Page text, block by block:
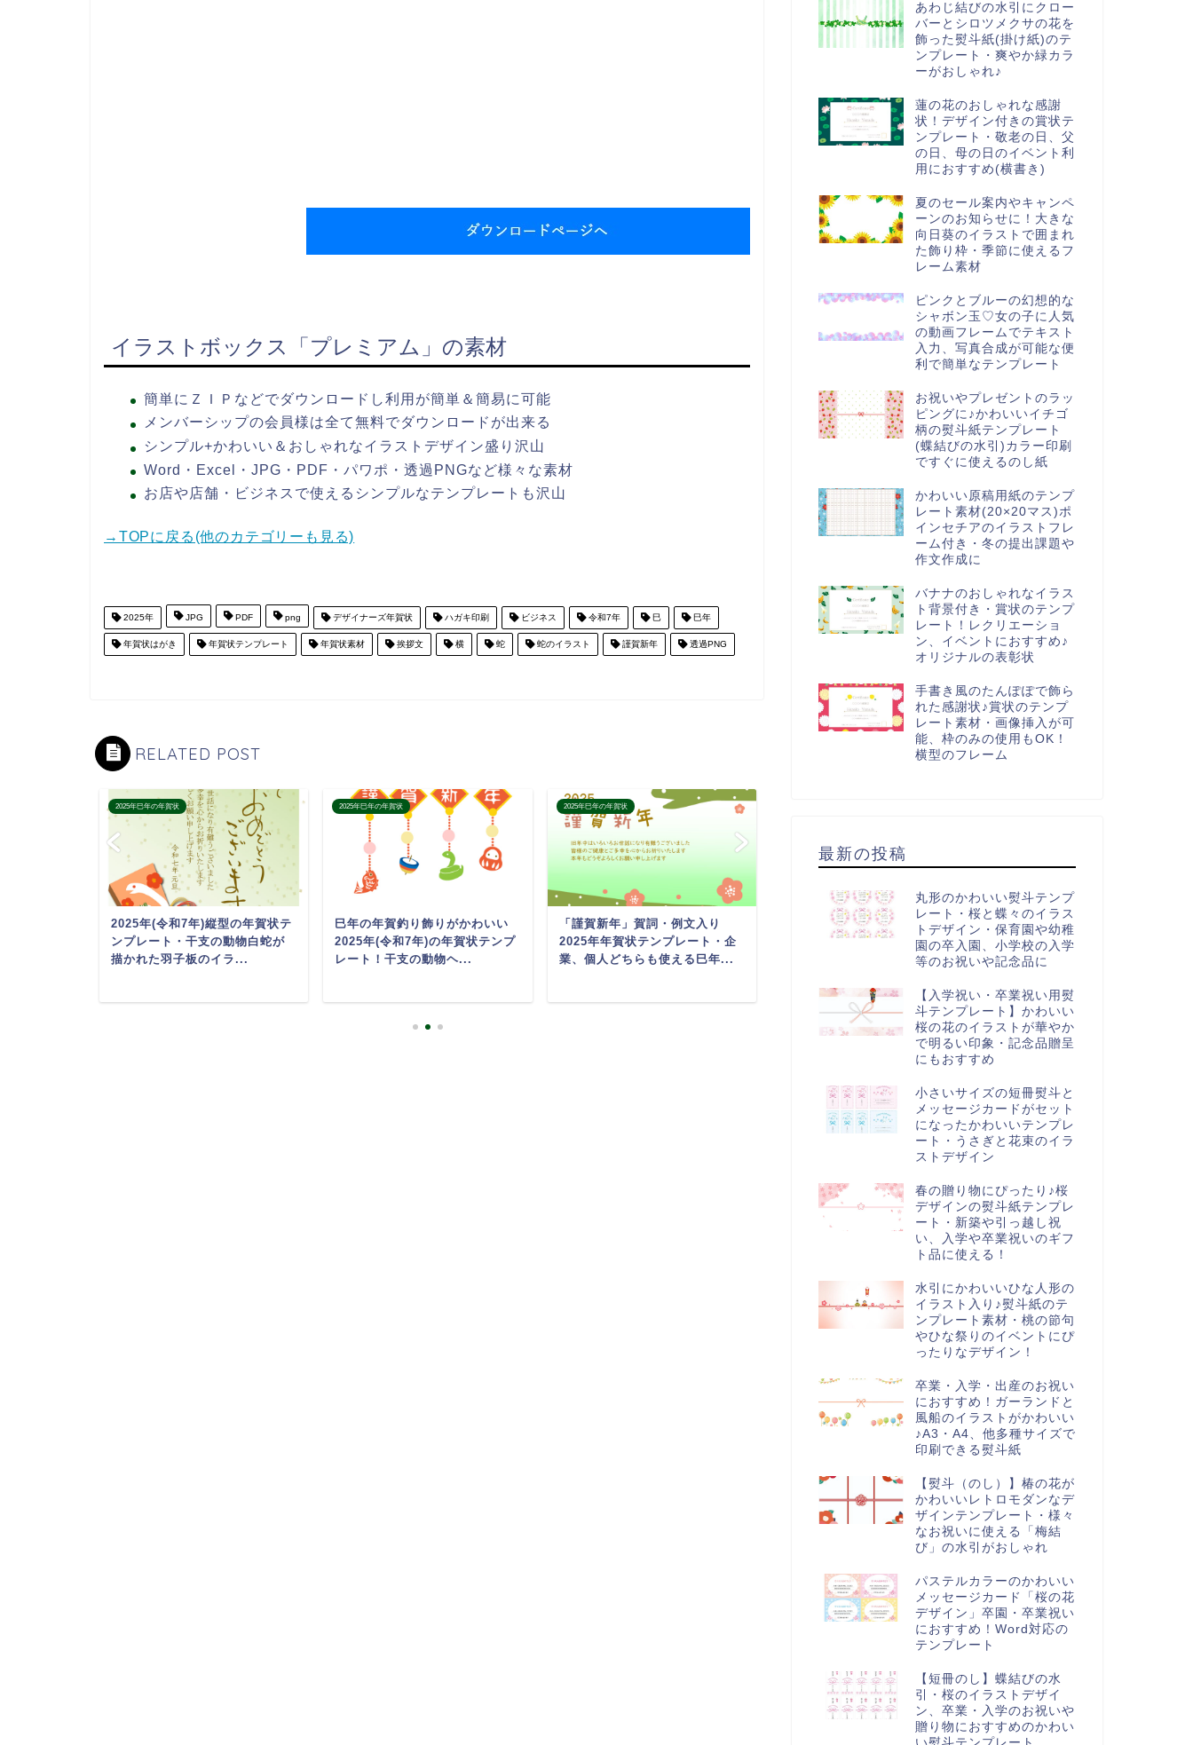
イラストボックス「プレミアム」の素材
簡単にＺＩＰなどでダウンロードし利用が簡単＆簡易に可能
メンバーシップの会員様は全て無料でダウンロードが出来る
シンプル+かわいい＆おしゃれなイラストデザイン盛り沢山
Word・Excel・JPG・PDF・パワポ・透過PNGなど様々な素材
お店や店舗・ビジネスで使えるシンプルなテンプレートも沢山
→TOPに戻る(他のカテゴリーも見る)
2025年 JPG PDF png デザイナーズ年賀状 ハガキ印刷 ビジネス 令和7年 巳 巳年
年賀状はがき 年賀状テンプレート 年賀状素材 挨拶文 横 蛇 蛇のイラスト 謹賀新年 透過PNG
RELATED POST
2025年巳年の年賀状
2025年(令和7年)縦型の年賀状テ
ンプレート・干支の動物白蛇が
描かれた羽子板のイラ...
2025年巳年の年賀状
巳年の年賀釣り飾りがかわいい
2025年(令和7年)の年賀状テンプ
レート！干支の動物ヘ...
2025年巳年の年賀状
「謹賀新年」賀詞・例文入り
2025年年賀状テンプレート・企
業、個人どちらも使える巳年...
2025年(令和7年)縦型の年賀状テ
ンプレート・干支の動物白蛇が
描かれた羽子板のイラ...
巳年の年賀釣り飾りがかわいい
2025年(令和7年)の年賀状テンプ
レート！干支の動物ヘ...
あわじ結びの水引にクロー
バーとシロツメクサの花を
飾った熨斗紙(掛け紙)のテ
ンプレート・爽やか緑カラ
ーがおしゃれ♪
蓮の花のおしゃれな感謝
状！デザイン付きの賞状テ
ンプレート・敬老の日、父
の日、母の日のイベント利
用におすすめ(横書き)
夏のセール案内やキャンペ
ーンのお知らせに！大きな
向日葵のイラストで囲まれ
た飾り枠・季節に使えるフ
レーム素材
ピンクとブルーの幻想的な
シャボン玉♡女の子に人気
の動画フレームでテキスト
入力、写真合成が可能な便
利で簡単なテンプレート
お祝いやプレゼントのラッ
ピングに♪かわいいイチゴ
柄の熨斗紙テンプレート
(蝶結びの水引)カラー印刷
ですぐに使えるのし紙
かわいい原稿用紙のテンプ
レート素材(20×20マス)ポ
インセチアのイラストフレ
ーム付き・冬の提出課題や
作文作成に
バナナのおしゃれなイラス
ト背景付き・賞状のテンプ
レート！レクリエーショ
ン、イベントにおすすめ♪
オリジナルの表彰状
手書き風のたんぽぽで飾ら
れた感謝状♪賞状のテンプ
レート素材・画像挿入が可
能、枠のみの使用もOK！
横型のフレーム
最新の投稿
丸形のかわいい熨斗テンプ
レート・桜と蝶々のイラス
トデザイン・保育園や幼稚
園の卒入園、小学校の入学
等のお祝いや記念品に
【入学祝い・卒業祝い用熨
斗テンプレート】かわいい
桜の花のイラストが華やか
で明るい印象・記念品贈呈
にもおすすめ
小さいサイズの短冊熨斗と
メッセージカードがセット
になったかわいいテンプレ
ート・うさぎと花束のイラ
ストデザイン
春の贈り物にぴったり♪桜
デザインの熨斗紙テンプレ
ート・新築や引っ越し祝
い、入学や卒業祝いのギフ
ト品に使える！
水引にかわいいひな人形の
イラスト入り♪熨斗紙のテ
ンプレート素材・桃の節句
やひな祭りのイベントにぴ
ったりなデザイン！
卒業・入学・出産のお祝い
におすすめ！ガーランドと
風船のイラストがかわいい
♪A3・A4、他多種サイズで
印刷できる熨斗紙
【熨斗（のし）】椿の花が
かわいいレトロモダンなデ
ザインテンプレート・様々
なお祝いに使える「梅結
び」の水引がおしゃれ
パステルカラーのかわいい
メッセージカード「桜の花
デザイン」卒園・卒業祝い
におすすめ！Word対応の
テンプレート
【短冊のし】蝶結びの水
引・桜のイラストデザイ
ン、卒業・入学のお祝いや
贈り物におすすめのかわい